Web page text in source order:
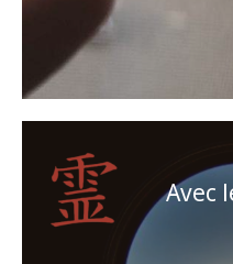
Avec